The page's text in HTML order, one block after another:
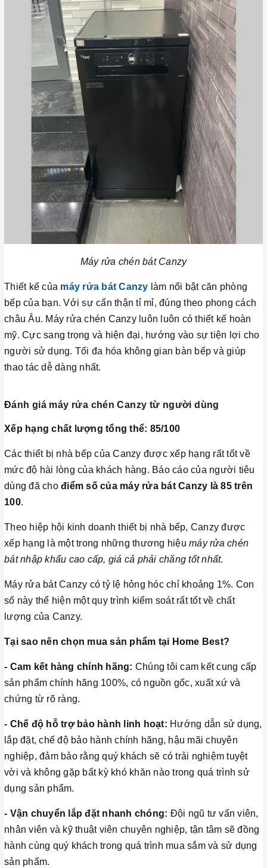
Máy rửa chén bát Canzy
Thiết kế của máy rửa bát Canzy làm nổi bật căn phòng
bếp của bạn. Với sự cẩn thận tỉ mỉ, đúng theo phong cách
châu Âu. Máy rửa chén Canzy luôn luôn có thiết kế hoàn
mỹ. Cực sang trọng và hiện đại, hướng vào sự tiện lợi cho
người sử dụng. Tối đa hóa không gian bàn bếp và giúp
thao tác dễ dàng nhất.
Đánh giá máy rửa chén Canzy từ người dùng
Xếp hạng chất lượng tổng thể: 85/100
Các thiết bị nhà bếp của Canzy được xếp hạng rất tốt về
mức độ hài lòng của khách hàng. Báo cáo của người tiêu
dùng đã cho điểm số của máy rửa bát Canzy là 85 trên
100.
Theo hiệp hội kinh doanh thiết bị nhà bếp, Canzy được
xếp hạng là một trong những thương hiệu máy rửa chén
bát nhập khẩu cao cấp, giá cả phải chăng tốt nhất.
Máy rửa bát Canzy có tỷ lệ hỏng hóc chỉ khoảng 1%. Con
số này thể hiện một quy trình kiểm soát rất tốt về chất
lượng của Canzy.
Tại sao nên chọn mua sản phẩm tại Home Best?
- Cam kết hàng chính hãng: Chúng tôi cam kết cung cấp
sản phẩm chính hãng 100%, có nguồn gốc, xuất xứ và
chứng từ rõ ràng.
- Chế độ hỗ trợ bảo hành linh hoạt: Hướng dẫn sử dụng,
lắp đặt, chế độ bảo hành chính hãng, hậu mãi chuyên
nghiệp, đảm bảo rằng quý khách sẽ có trải nghiệm tuyệt
vời và không gặp bất kỳ khó khăn nào trong quá trình sử
dụng sản phẩm.
- Vận chuyển lắp đặt nhanh chóng: Đội ngũ tư vấn viên,
nhân viên và kỹ thuật viên chuyên nghiệp, tận tâm sẽ đồng
hành cùng quý khách trong quá trình mua sắm và sử dụng
sản phẩm.